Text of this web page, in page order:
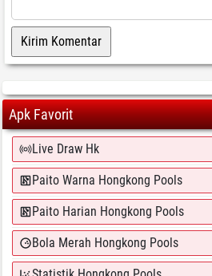
Apk Favorit
Live Draw Hk
Paito Warna Hongkong Pools
Paito Harian Hongkong Pools
Bola Merah Hongkong Pools